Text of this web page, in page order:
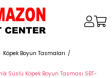
Köpek Boyun Tasmaları
Süslü Köpek Boyun Tasması SBT-